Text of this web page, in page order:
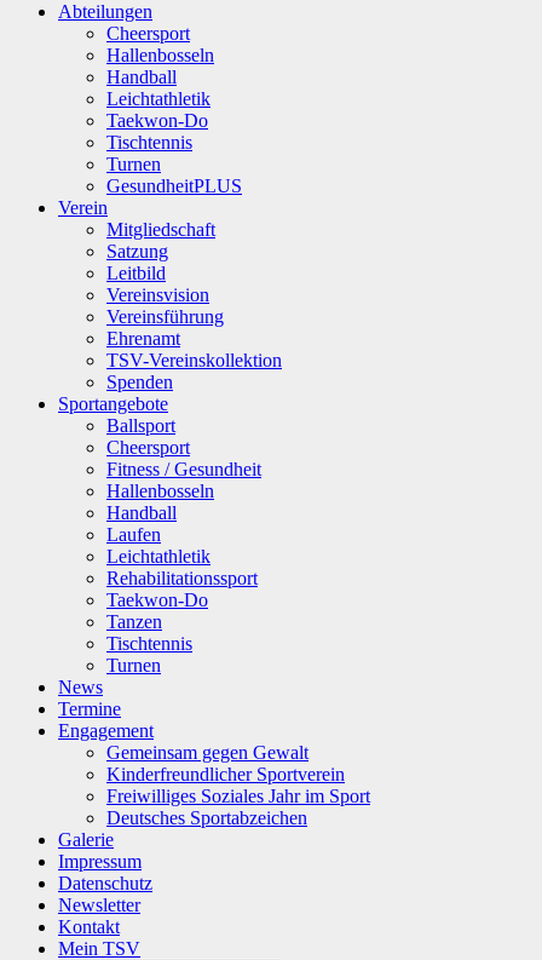
SuchenAbteilungen
Cheersport
Hallenbosseln
Handball
Leichtathletik
Taekwon-Do
Tischtennis
Turnen
GesundheitPLUS
Verein
Mitgliedschaft
Satzung
Leitbild
Vereinsvision
Vereinsführung
Ehrenamt
TSV-Vereinskollektion
Spenden
Sportangebote
Ballsport
Cheersport
Fitness / Gesundheit
Hallenbosseln
Handball
Laufen
Leichtathletik
Rehabilitationssport
Taekwon-Do
Tanzen
Tischtennis
Turnen
News
Termine
Engagement
Gemeinsam gegen Gewalt
Kinderfreundlicher Sportverein
Freiwilliges Soziales Jahr im Sport
Deutsches Sportabzeichen
Galerie
Impressum
Datenschutz
Newsletter
Kontakt
Mein TSV